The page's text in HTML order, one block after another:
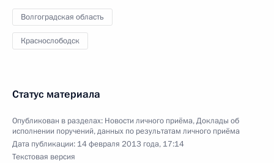
Волгоградская область
Краснослободск
Статус материала
Опубликован в разделах: Новости личного приёма,Доклады об
исполнении поручений, данных по результатам личного приёма
Дата публикации: 14 февраля 2013 года, 17:14
Текстовая версия